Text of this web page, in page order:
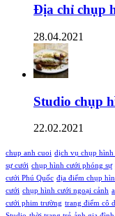
Địa chỉ chụp
28.04.2021
Studio chụp
22.02.2021
chup anh cuoi dịch vụ chụp hình
sự cưới chụp hình cưới phóng sự
cưới Phú Quốc địa điểm chụp
cưới chụp hình cưới ngoại cảnh
cưới phim trường trang điểm cô